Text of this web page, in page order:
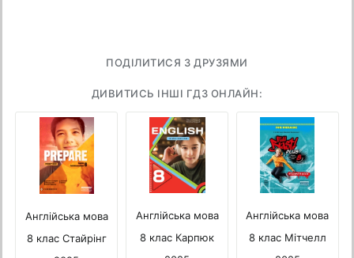
ПОДІЛИТИСЯ З ДРУЗЯМИ
ДИВИТИСЬ ІНШІ ГДЗ ОНЛАЙН:
Англійська мова
8 клас Стайрінг
Англійська мова
8 клас Карпюк
Англійська мова
8 клас Мітчелл